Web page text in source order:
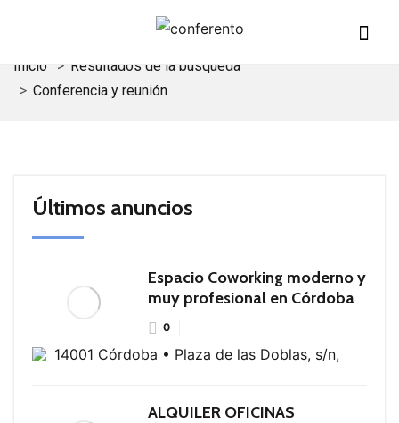
Inicio
Resultados de la búsqueda
Conferencia y reunión
Últimos anuncios
Espacio Coworking moderno y
muy profesional en Córdoba
0
14001 Córdoba • Plaza de las Doblas, s/n,
ALQUILER OFICINAS